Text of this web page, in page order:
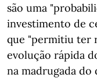
são uma
investimento de
que "permitiu ter
evolução rápida
na madrugada do